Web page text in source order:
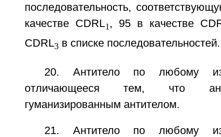
последовательность,
качестве CDRL1, 95 в качестве
CDRL3 в списке последовательностей.
20. Антитело по любому
отличающееся тем, что
гуманизированным антителом.
21. Антитело по любому